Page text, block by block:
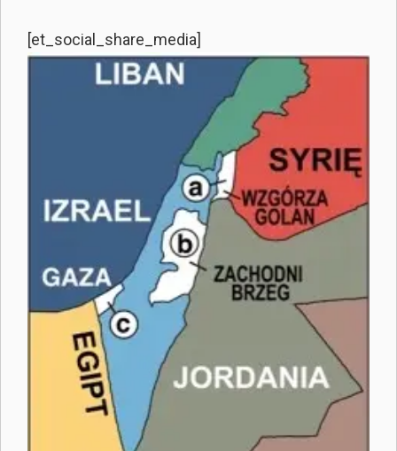
[et_social_share_media]